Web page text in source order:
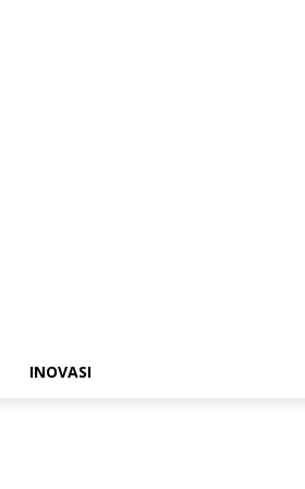
INOVASI